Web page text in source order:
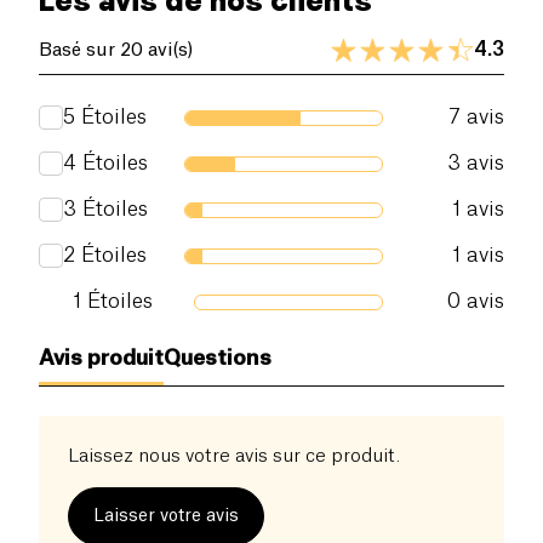
Basé sur 20 avi(s) 4.3
5 Étoiles 7 avis
4 Étoiles 3 avis
3 Étoiles 1 avis
2 Étoiles 1 avis
1 Étoiles 0 avis
Avis produitQuestions
Laissez nous votre avis sur ce produit.
Laisser votre avis